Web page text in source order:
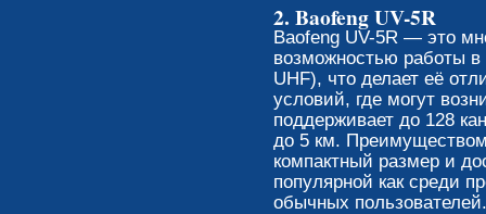
2. Baofeng UV-5R
Baofeng UV-5R — это
возможностью работы
UHF), что делает её
условий, где могут
поддерживает до 128
до 5 км.
компактный размер и
популярной как среди
обычных пользователей.